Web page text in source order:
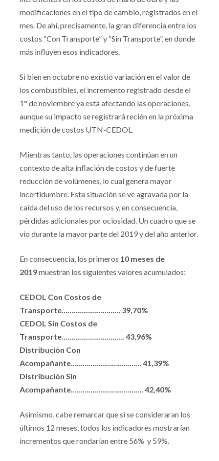
modificaciones en el tipo de cambio, registrados en el
mes. De ahí, precisamente, la gran diferencia entre los
costos “Con Transporte” y “Sin Transporte”, en donde
más influyen esos indicadores.
Si bien en octubre no existió variación en el valor de
los combustibles, el incremento registrado desde el
1° de noviembre ya está afectando las operaciones,
aunque su impacto se registrará recién en la próxima
medición de costos UTN-CEDOL.
Mientras tanto, las operaciones continúan en un
contexto de alta inflación de costos y de fuerte
reducción de volúmenes, lo cual genera mayor
incertidumbre. Esta situación se ve agravada por la
caída del uso de los recursos y, en consecuencia,
pérdidas adicionales por ociosidad. Un cuadro que se
vio durante la mayor parte del 2019 y del año anterior.
En consecuencia, los primeros 10 meses de
2019muestran los siguientes valores acumulados:
CEDOL Con Costos de
Transporte………………………… 39,70%
CEDOL Sin Costos de
Transporte………………………….. 43,96%
Distribución Con
Acompañante……………………………… 41,39%
Distribución Sin
Acompañante………………………………. 42,40%
Asimismo, cabe remarcar que si se consideraran los
últimos 12 meses, todos los indicadores mostrarían
incrementos que rondarían entre 56% y 59%.